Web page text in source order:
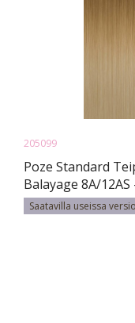
205099
Poze Standard
Balayage 8A/12AS
Saatavilla useissa